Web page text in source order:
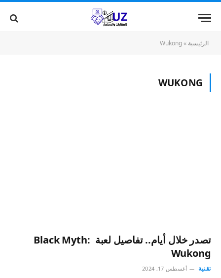
الرئيسية »
Wukong
WUKONG
تصدر خلال أيام.. تفاصيل لعبة Black Myth:
Wukong
تقنية أغسطس 17, 2024